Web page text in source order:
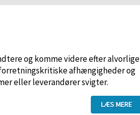
og komme videre efter alvorlige
afhængigheder og
eller leverandører svigter.
LÆS MERE